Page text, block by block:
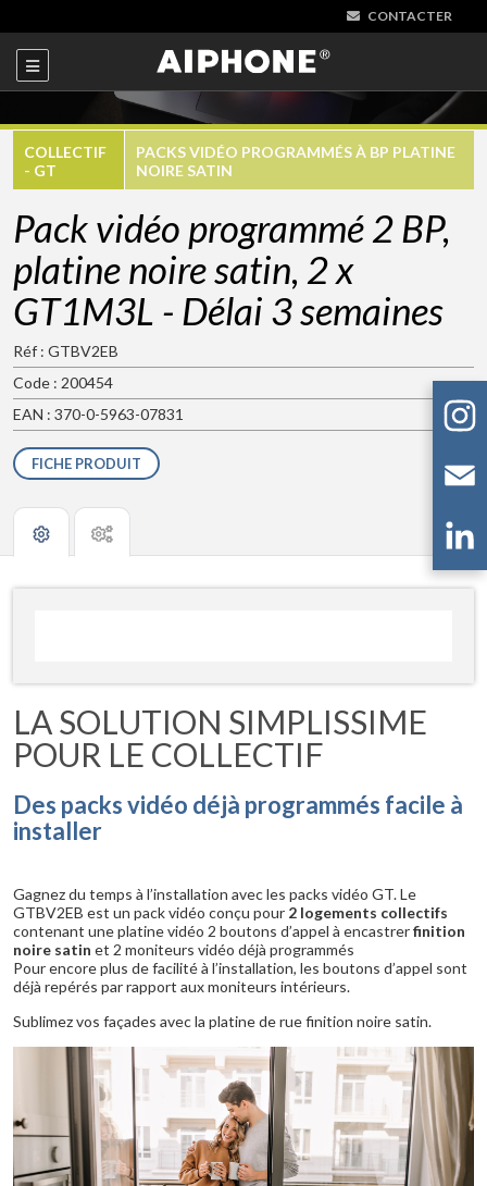
CONTACTER
COLLECTIF
- GT
PACKS VIDÉO PROGRAMMÉS À BP PLATINE
NOIRE SATIN
Pack vidéo programmé 2 BP,
platine noire satin, 2 x
GT1M3L - Délai 3 semaines
Réf : GTBV2EB
Code : 200454
EAN : 370-0-5963-07831
FICHE PRODUIT
LA SOLUTION SIMPLISSIME
POUR LE COLLECTIF
Des packs vidéo déjà programmés facile à
installer
Gagnez du temps à l’installation avec les packs vidéo GT. Le
GTBV2EB est un pack vidéo conçu pour 2 logements collectifs
contenant une platine vidéo 2 boutons d’appel à encastrerfinition
noire satin et 2 moniteurs vidéo déjà programmés
Pour encore plus de facilité à l’installation, les boutons d’appel sont
déjà repérés par rapport aux moniteurs intérieurs.
Sublimez vos façades avec la platine de rue finition noire satin.